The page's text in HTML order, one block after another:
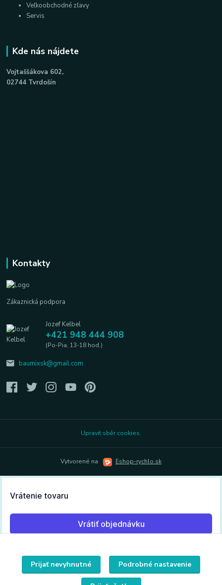
Veľkoobchodné zľavy
Servis
Kde nás nájdete
Vojtaššákova 602,
02744 Tvrdošín
Kontakty
Zákaznická podpora
Jozef Kelbel
+421 948 444 908
(Po-Pia, 13-18 hod.)
baumixsk@gmail.com
Upravit sběr cookies.
Vytvorené na Eshop-rychlo.sk
Prijať nevyhnutné Podrobné nastavenie